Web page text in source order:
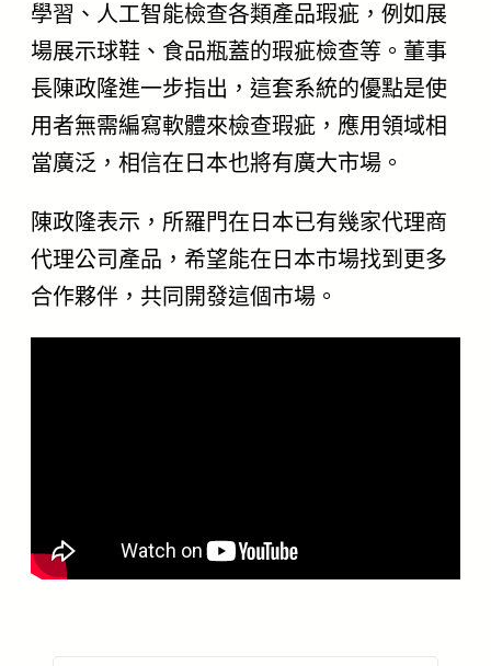
學習、人工智能檢查各類產品瑕疵，例如展
場展示球鞋、食品瓶蓋的瑕疵檢查等。董事
長陳政隆進一步指出，這套系統的優點是使
用者無需編寫軟體來檢查瑕疵，應用領域相
當廣泛，相信在日本也將有廣大市場。
陳政隆表示，所羅門在日本已有幾家代理商
代理公司產品，希望能在日本市場找到更多
合作夥伴，共同開發這個市場。